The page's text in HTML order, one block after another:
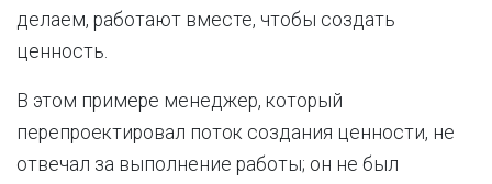
делаем, работают вместе, чтобы создать
ценность.
В этом примере менеджер, который
перепроектировал поток создания ценности, не
отвечал за выполнение работы; он не был